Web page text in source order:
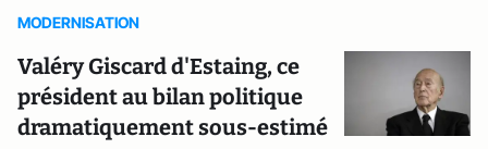
MODERNISATION
Valéry Giscard d'Estaing, ce
président au bilan politique
dramatiquement sous-estimé